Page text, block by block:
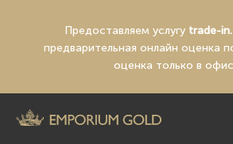
Предоставляем услугу trade-in.
предварительная онлайн оценка
оценка только в